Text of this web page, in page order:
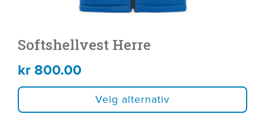
Softshellvest Herre
kr800.00
Velg alternativ